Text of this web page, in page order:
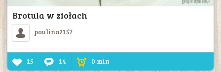
Brotula w ziołach
paulina2157
15 14 0 min